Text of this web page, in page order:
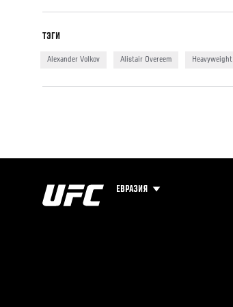
ТЭГИ
Alexander Volkov Alistair Overeem Heavyweight
ЕВРАЗИЯ